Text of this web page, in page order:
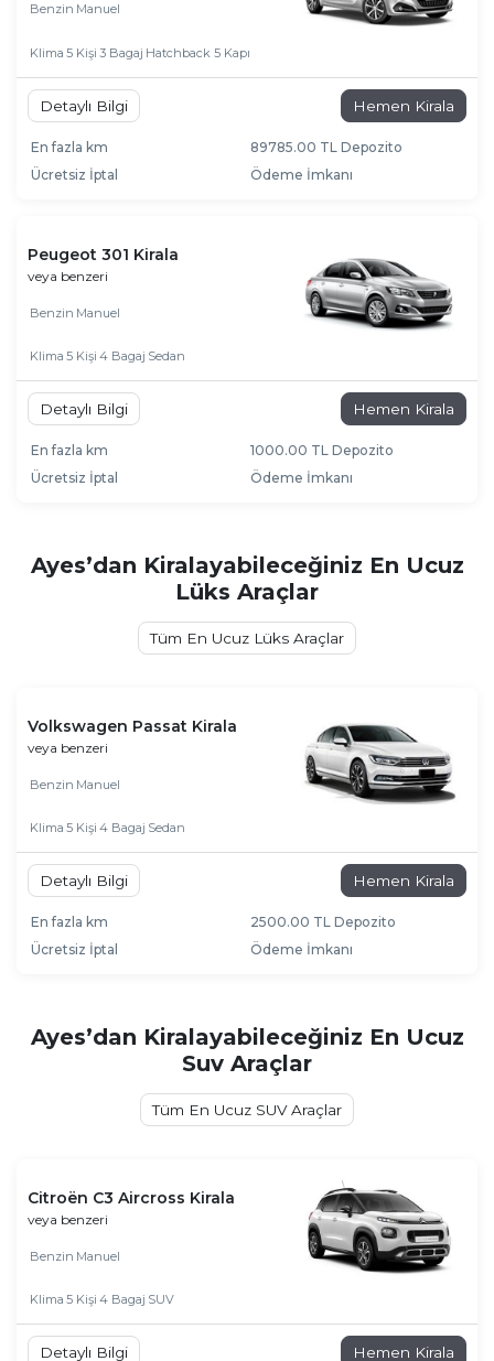
Benzin Manuel
Klima 5 Kişi 3 Bagaj Hatchback 5 Kapı
Detaylı Bilgi Hemen Kirala
En fazla km
89785.00 TL Depozito
Ücretsiz İptal
Ödeme İmkanı
Peugeot 301 Kirala
veya benzeri
Benzin Manuel
Klima 5 Kişi 4 Bagaj Sedan
Detaylı Bilgi Hemen Kirala
En fazla km
1000.00 TL Depozito
Ücretsiz İptal
Ödeme İmkanı
Ayes’dan Kiralayabileceğiniz En Ucuz
Lüks Araçlar
Tüm En Ucuz Lüks Araçlar
Volkswagen Passat Kirala
veya benzeri
Benzin Manuel
Klima 5 Kişi 4 Bagaj Sedan
Detaylı Bilgi Hemen Kirala
En fazla km
2500.00 TL Depozito
Ücretsiz İptal
Ödeme İmkanı
Ayes’dan Kiralayabileceğiniz En Ucuz
Suv Araçlar
Tüm En Ucuz SUV Araçlar
Citroën C3 Aircross Kirala
veya benzeri
Benzin Manuel
Klima 5 Kişi 4 Bagaj SUV
Detaylı Bilgi Hemen Kirala